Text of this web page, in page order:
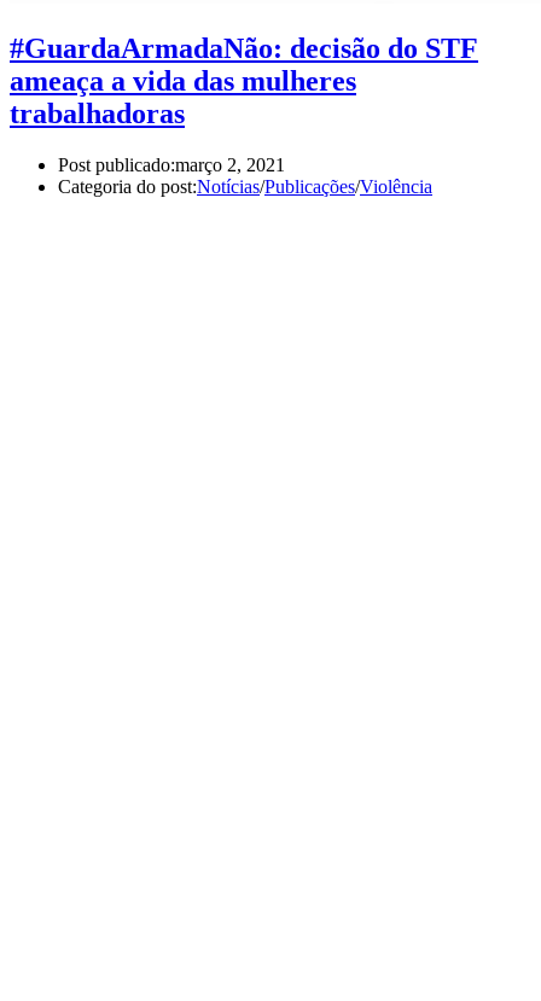
#GuardaArmadaNão: decisão do STF
ameaça a vida das mulheres
trabalhadoras
Post publicado:março 2, 2021
Categoria do post:Notícias/Publicações/Violência